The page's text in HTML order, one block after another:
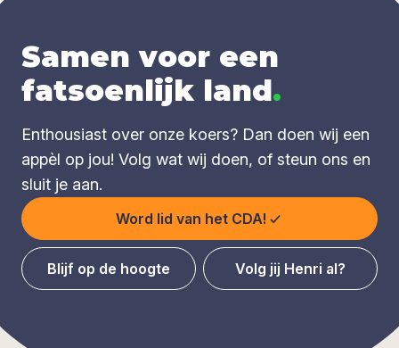
Samen voor een
fatsoenlijk land.
Enthousiast over onze koers? Dan doen wij een
appèl op jou! Volg wat wij doen, of steun ons en
sluit je aan.
Word lid van het CDA!
Blijf op de hoogte Volg jij Henri al?